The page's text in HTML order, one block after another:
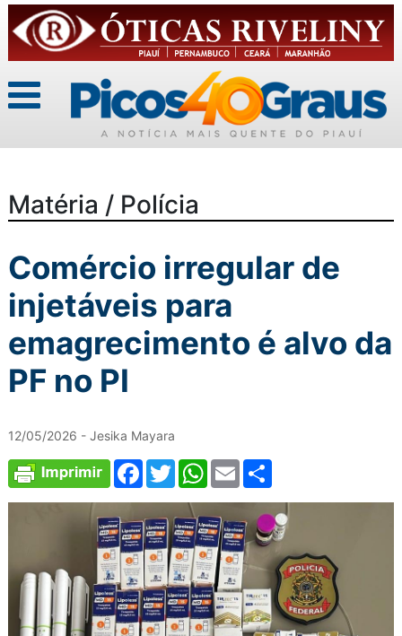
Matéria / Polícia
Comércio irregular de
injetáveis para
emagrecimento é alvo da
PF no PI
12/05/2026 - Jesika Mayara
Facebook
TwitterWhatsApp
Email Compartilhar